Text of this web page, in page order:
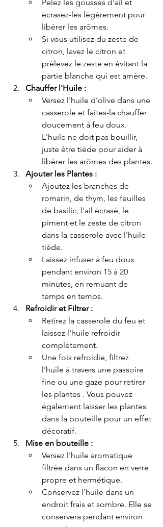
Pelez les gousses d'ail et
écrasez-les légèrement pour
libérer les arômes.
Si vous utilisez du zeste de
citron, lavez le citron et
prélevez le zeste en évitant la
partie blanche qui est amère.
Chauffer l'Huile :
Versez l'huile d'olive dans une
casserole et faites-la chauffer
doucement à feu doux.
L'huile ne doit pas bouillir,
juste être tiède pour aider à
libérer les arômes des plantes.
Ajouter les Plantes :
Ajoutez les branches de
romarin, de thym, les feuilles
de basilic, l'ail écrasé, le
piment et le zeste de citron
dans la casserole avec l'huile
tiède.
Laissez infuser à feu doux
pendant environ 15 à 20
minutes, en remuant de
temps en temps.
Refroidir et Filtrer :
Retirez la casserole du feu et
laissez l'huile refroidir
complètement.
Une fois refroidie, filtrez
l'huile à travers une passoire
fine ou une gaze pour retirer
les plantes . Vous pouvez
également laisser les plantes
dans la bouteille pour un effet
décoratif.
Mise en bouteille :
Versez l'huile aromatique
filtrée dans un flacon en verre
propre et hermétique.
Conservez l'huile dans un
endroit frais et sombre. Elle se
conservera pendant environ